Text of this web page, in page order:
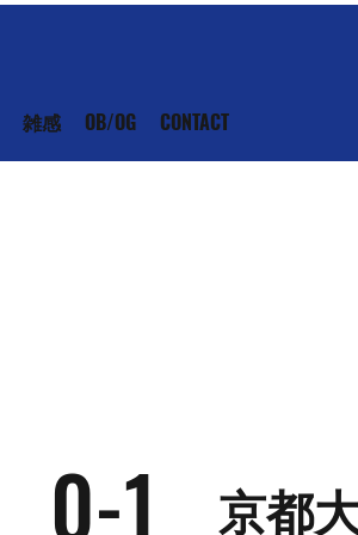
雑感 OB/OG CONTACT
0-1 京都